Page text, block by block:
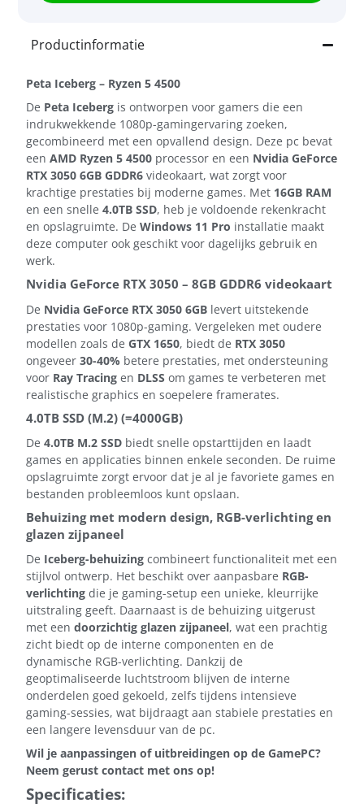
Productinformatie
Peta Iceberg – Ryzen 5 4500
De Peta Iceberg is ontworpen voor gamers die een
indrukwekkende 1080p-gamingervaring zoeken,
gecombineerd met een opvallend design. Deze pc bevat
een AMD Ryzen 5 4500 processor en een Nvidia GeForce
RTX 3050 6GB GDDR6 videokaart, wat zorgt voor
krachtige prestaties bij moderne games. Met 16GB RAM
en een snelle 4.0TB SSD, heb je voldoende rekenkracht
en opslagruimte. De Windows 11 Pro installatie maakt
deze computer ook geschikt voor dagelijks gebruik en
werk.
Nvidia GeForce RTX 3050 – 8GB GDDR6 videokaart
De Nvidia GeForce RTX 3050 6GB levert uitstekende
prestaties voor 1080p-gaming. Vergeleken met oudere
modellen zoals de GTX 1650, biedt de RTX 3050
ongeveer 30-40% betere prestaties, met ondersteuning
voor Ray Tracing en DLSS om games te verbeteren met
realistische graphics en soepelere framerates.
4.0TB SSD (M.2) (=4000GB)
De 4.0TB M.2 SSD biedt snelle opstarttijden en laadt
games en applicaties binnen enkele seconden. De ruime
opslagruimte zorgt ervoor dat je al je favoriete games en
bestanden probleemloos kunt opslaan.
Behuizing met modern design, RGB-verlichting en
glazen zijpaneel
De Iceberg-behuizing combineert functionaliteit met een
stijlvol ontwerp. Het beschikt over aanpasbare RGB-
verlichting die je gaming-setup een unieke, kleurrijke
uitstraling geeft. Daarnaast is de behuizing uitgerust
met een doorzichtig glazen zijpaneel, wat een prachtig
zicht biedt op de interne componenten en de
dynamische RGB-verlichting. Dankzij de
geoptimaliseerde luchtstroom blijven de interne
onderdelen goed gekoeld, zelfs tijdens intensieve
gaming-sessies, wat bijdraagt aan stabiele prestaties en
een langere levensduur van de pc.
Wil je aanpassingen of uitbreidingen op de GamePC?
Neem gerust contact met ons op!
Specificaties: